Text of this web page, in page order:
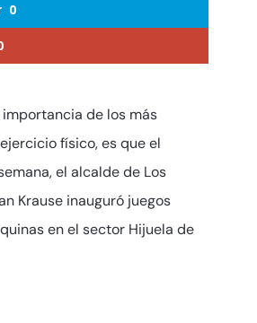
0
de los más
físico, es que el
el alcalde de Los
Krause inauguró juegos
en el sector Hijuela de